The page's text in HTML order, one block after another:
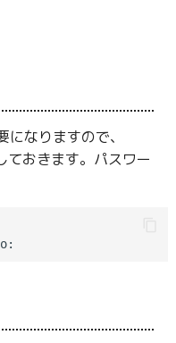
なりますので、
おきます。パスワー